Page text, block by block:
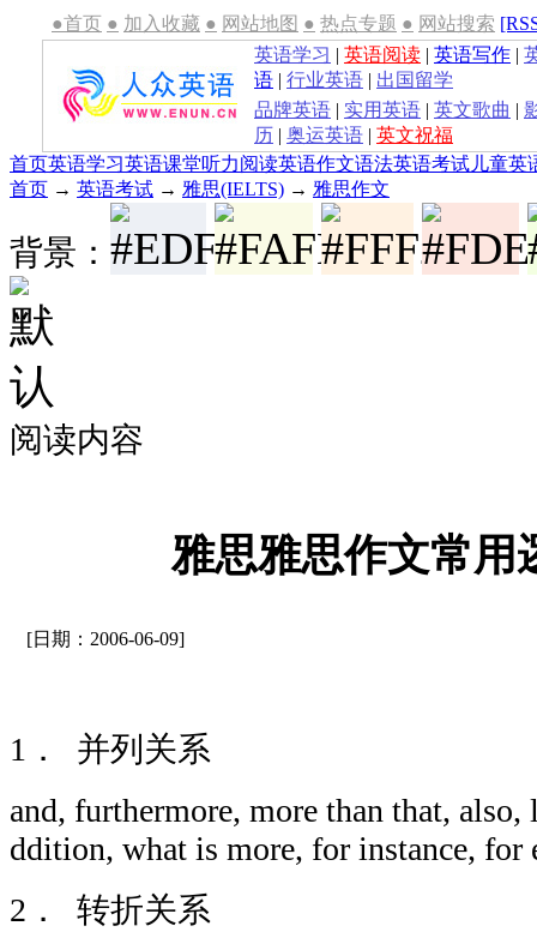
●首页 ● 加入收藏 ● 网站地图 ● 热点专题 ● 网站搜索
英语学习 | 英语阅读 | 英语写作 |
语 | 行业英语 | 出国留学
品牌英语 | 实用英语 | 英文歌曲 |
历 | 奥运英语 | 英文祝福
首页英语学习英语课堂听力阅读英语作文语法英语考试 儿童英
首页 → 英语考试 → 雅思(IELTS) → 雅思作文
背景：
阅读内容
雅思雅思作文常用
[日期：2006-06-09]
1． 并列关系
and, furthermore, more than that,
ddition, what is more, for instance, for
2． 转折关系